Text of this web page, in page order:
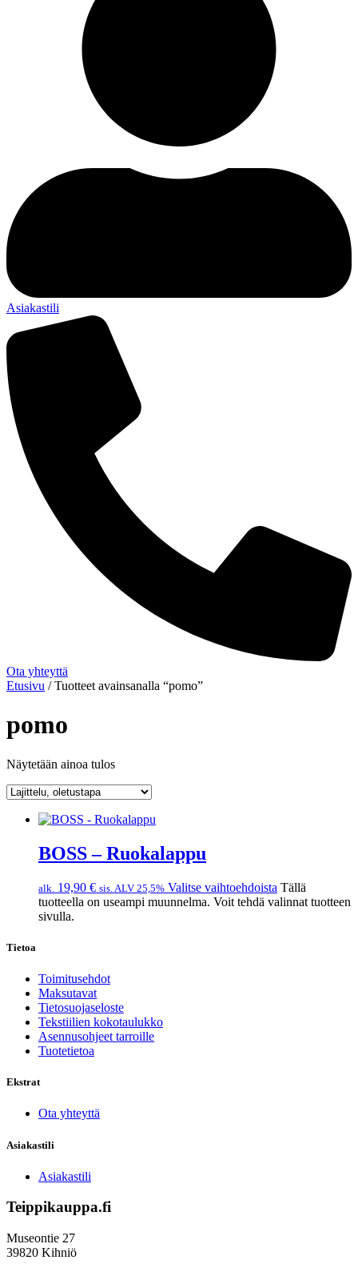
Asiakastili
Ota yhteyttä
Etusivu / Tuotteet avainsanalla “pomo”
pomo
Näytetään ainoa tulos
BOSS – Ruokalappu
alk. 19,90 € sis. ALV 25,5% Valitse vaihtoehdoista Tällä
tuotteella on useampi muunnelma. Voit tehdä valinnat tuotteen
sivulla.
Tietoa
Toimitusehdot
Maksutavat
Tietosuojaseloste
Tekstiilien kokotaulukko
Asennusohjeet tarroille
Tuotetietoa
Ekstrat
Ota yhteyttä
Asiakastili
Asiakastili
Teippikauppa.fi
Museontie 27
39820 Kihniö